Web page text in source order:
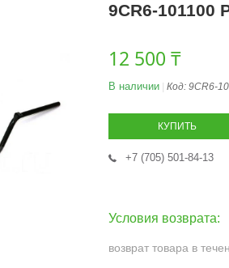
9CR6-101100
12 500 ₸
В наличии Код: 9CR6-
КУПИТЬ
+7 (705) 501-84-13
возврат товара в